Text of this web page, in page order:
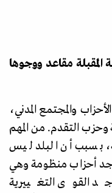
المقبلة مقاعد ووجوها
والمجتمع المدني،
وحزب التقدم. من المهم
بسبب أن البلد ليس
أحزاب منظومة وهي
القوى التغييرية